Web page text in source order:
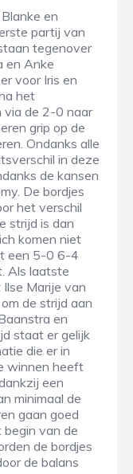
en
partij van
tegenover
en Anke
voor Iris en
het
via de 2-0 naar
grip op de
Ondanks alle
in deze
de kansen
De bordjes
het verschil
strijd is dan
komen niet
een 5-0 6-4
Als laatste
Marije van
de strijd aan
en
staat er gelijk
die er in
winnen heeft
een
minimaal de
gaan goed
van de
de bordjes
de balans